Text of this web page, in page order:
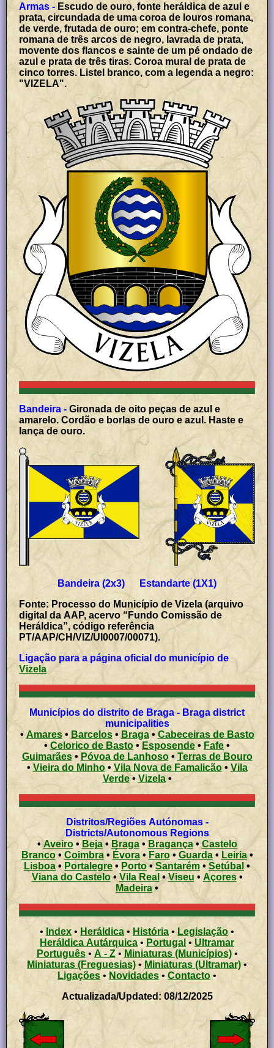
Armas - Escudo de ouro, fonte heráldica de azul e
prata, circundada de uma coroa de louros romana,
de verde, frutada de ouro; em contra-chefe, ponte
romana de três arcos de negro, lavrada de prata,
movente dos flancos e sainte de um pé ondado de
azul e prata de três tiras. Coroa mural de prata de
cinco torres. Listel branco, com a legenda a negro:
"VIZELA".
Bandeira - Gironada de oito peças de azul e
amarelo. Cordão e borlas de ouro e azul. Haste e
lança de ouro.
Bandeira (2x3) Estandarte (1X1)
Fonte: Processo do Município de Vizela (arquivo
digital da AAP, acervo “Fundo Comissão de
Heráldica”, código referência
PT/AAP/CH/VIZ/UI0007/00071).
Ligação para a página oficial do município de
Vizela
Municípios do distrito de Braga - Braga district
municipalities
• Amares• Barcelos• Braga• Cabeceiras de Basto
•Celorico de Basto • Esposende • Fafe •
Guimarães• Póvoa de Lanhoso• Terras de Bouro
• Vieira do Minho• Vila Nova de Famalicão• Vila
Verde• Vizela •
Distritos/Regiões Autónomas -
Districts/Autonomous Regions
•Aveiro• Beja• Braga• Bragança•Castelo
Branco• Coimbra• Évora• Faro• Guarda• Leiria•
Lisboa• Portalegre • Porto •Santarém • Setúbal •
Viana do Castelo• Vila Real •Viseu • Açores•
Madeira•
• Index • Heráldica • História • Legislação •
Heráldica Autárquica • Portugal •Ultramar
Português• A - Z•Miniaturas (Municípios)•
Miniaturas (Freguesias)• Miniaturas (Ultramar)•
Ligações • Novidades • Contacto •
Actualizada/Updated: 08/12/2025